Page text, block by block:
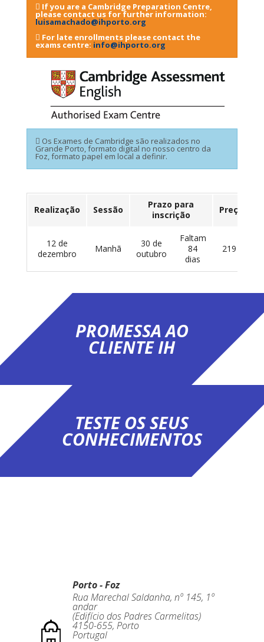
If you are a Cambridge Preparation Centre,
please contact us for further information:
luisamachado@ihporto.org
For late enrollments please contact the
exams centre: info@ihporto.org
Os Exames de Cambridge são realizados no
Grande Porto, formato digital no nosso centro da
Foz, formato papel em local a definir.
Realização Sessão
Prazo para
inscrição
Preço
12 de
dezembro
Manhã
30 de
outubro
Faltam
84
dias
219 €
PROMESSA AO
CLIENTE IH
TESTE OS SEUS
CONHECIMENTOS
Porto - Foz
Rua Marechal Saldanha, nº 145, 1º
andar
(Edifício dos Padres Carmelitas)
4150-655,Porto
Portugal